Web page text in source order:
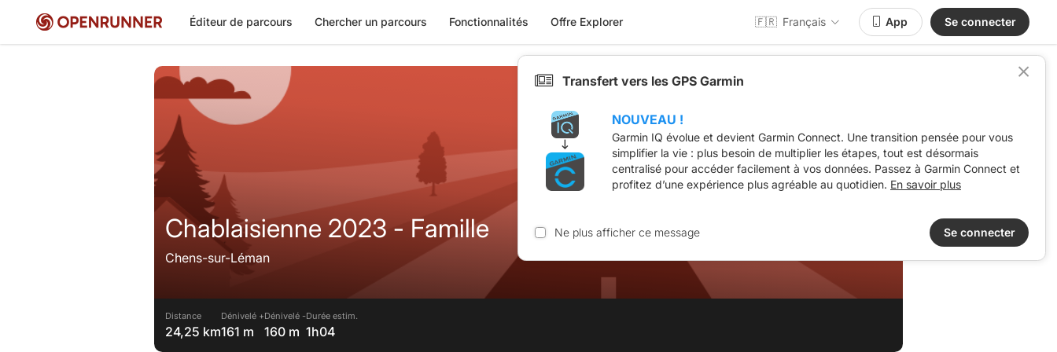
Éditeur de parcours Chercher un parcours Fonctionnalités Offre Explorer 🇫🇷 Français App Se connecter
Chablaisienne 2023 - Famille
Chens-sur-Léman
Distance
24,25 km
Dénivelé +
161 m
Dénivelé -
160 m
Durée estim.
1h04
Transfert vers les GPS Garmin
NOUVEAU !
Garmin IQ évolue et devient Garmin Connect. Une transition pensée pour vous
simplifier la vie : plus besoin de multiplier les étapes, tout est désormais
centralisé pour accéder facilement à vos données. Passez à Garmin Connect et
profitez d’une expérience plus agréable au quotidien. En savoir plus
Ne plus afficher ce message Se connecter